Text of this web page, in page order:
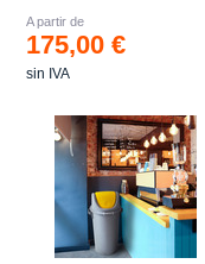
A partir de
175,00 €
sin IVA